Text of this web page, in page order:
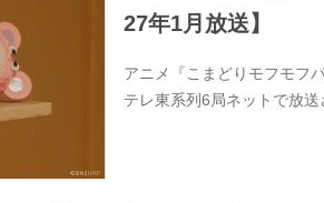
27年1月放送】
アニメ『こまどりモフモフ
テレ東系列6局ネットで放